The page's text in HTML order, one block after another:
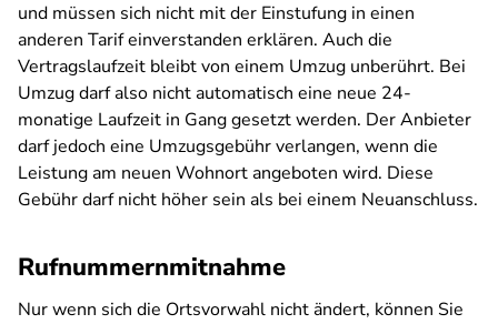
und müssen sich nicht mit der Einstufung in einen
anderen Tarif einverstanden erklären. Auch die
Vertragslaufzeit bleibt von einem Umzug unberührt. Bei
Umzug darf also nicht automatisch eine neue 24-
monatige Laufzeit in Gang gesetzt werden. Der Anbieter
darf jedoch eine Umzugsgebühr verlangen, wenn die
Leistung am neuen Wohnort angeboten wird. Diese
Gebühr darf nicht höher sein als bei einem Neuanschluss.
Rufnummernmitnahme
Nur wenn sich die Ortsvorwahl nicht ändert, können Sie